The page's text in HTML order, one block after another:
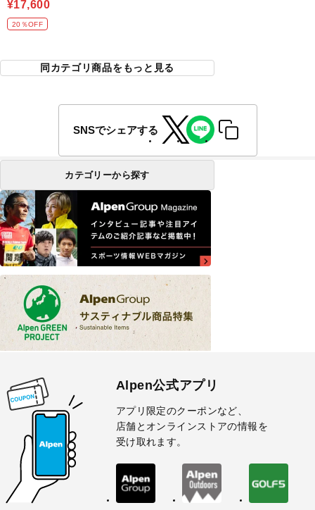
¥17,600
20％OFF
同カテゴリ商品をもっと見る
SNSでシェアする
カテゴリーから探す
Alpen公式アプリ
アプリ限定のクーポンなど、
店舗とオンラインストアの情報を
受け取れます。